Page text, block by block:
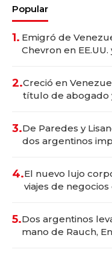
Popular
1. Emigró de
Chevron en
2.Creció en
título de abogado
3.De Paredes y
dos argentinos
4.El nuevo lujo
viajes de
5.Dos argentinos
mano de Rauch,